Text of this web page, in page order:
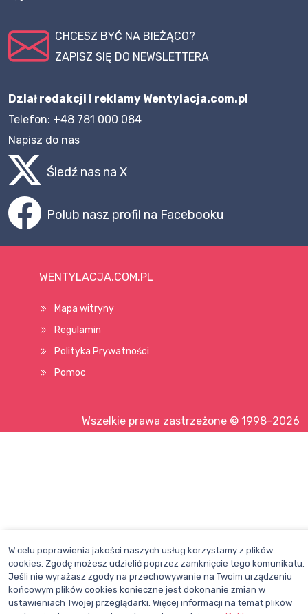
CHCESZ BYĆ NA BIEŻĄCO?
ZAPISZ SIĘ DO NEWSLETTERA
Dział redakcji i reklamy Wentylacja.com.pl
Telefon: +48 781 000 084
Napisz do nas
Śledź nas na X
Polub nasz profil na Facebooku
WENTYLACJA.COM.PL
Mapa witryny
Regulamin
Polityka Prywatności
Pomoc
Wszelkie prawa zastrzeżone © 1998–2026
W celu poprawienia jakości naszych usług korzystamy z plików
cookies. Zgodę możesz udzielić poprzez zamknięcie tego komunikatu.
Jeśli nie wyrażasz zgody na przechowywanie na Twoim urządzeniu
końcowym plików cookies konieczne jest dokonanie zmian w
ustawieniach Twojej przeglądarki. Więcej informacji na temat plików